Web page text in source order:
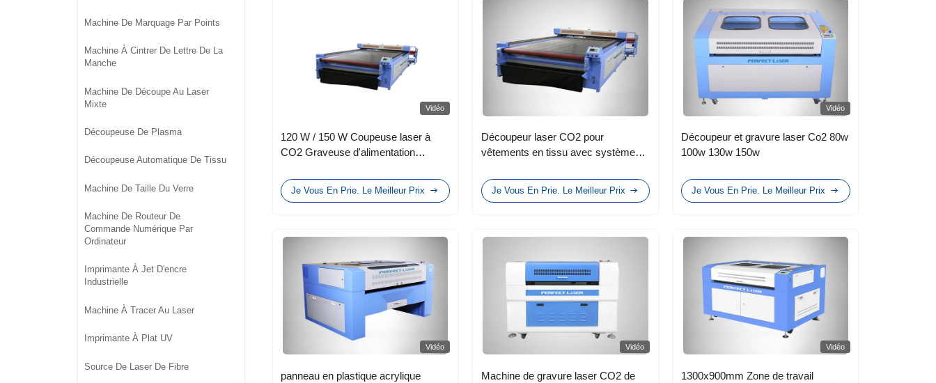
Machine De Marquage Par Points
Machine À Cintrer De Lettre De La
Manche
Machine De Découpe Au Laser
Mixte
Découpeuse De Plasma
Découpeuse Automatique De Tissu
Machine De Taille Du Verre
Machine De Routeur De
Commande Numérique Par
Ordinateur
Imprimante À Jet D'encre
Industrielle
Machine À Tracer Au Laser
Imprimante À Plat UV
Source De Laser De Fibre
Vidéo
120 W / 150 W Coupeuse laser à
CO2 Graveuse d'alimentation
Je Vous En Prie. Le Meilleur Prix
Découpeur laser CO2 pour
vêtements en tissu avec système
Je Vous En Prie. Le Meilleur Prix
Vidéo
Découpeur et gravure laser Co2 80w
100w 130w 150w
Je Vous En Prie. Le Meilleur Prix
Vidéo
panneau en plastique acrylique
Vidéo
Machine de gravure laser CO2 de
Vidéo
1300x900mm Zone de travail